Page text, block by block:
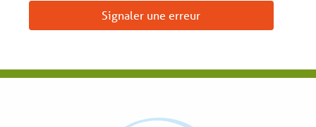
Signaler une erreur